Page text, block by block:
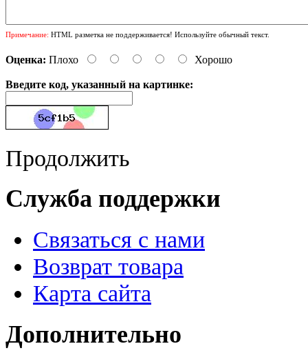
Примечание: HTML разметка не поддерживается! Используйте обычный текст.
Оценка: Плохо Хорошо
Введите код, указанный на картинке:
Продолжить
Служба поддержки
Связаться с нами
Возврат товара
Карта сайта
Дополнительно